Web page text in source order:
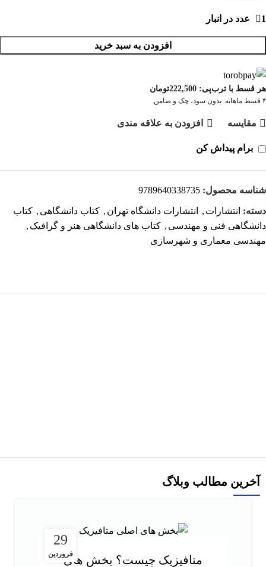
1 عدد در انبار
افزودن به سبد خرید
هر قسط با ترب‌پی: 222,500تومان
۴ قسط ماهانه. بدون سود، چک و ضامن.
مقايسه افزودن به علاقه مندی
برام پیداش کن
شناسه محصول: 9789640338735
دسته: انتشارات , انتشارات دانشگاه تهران , کتاب دانشگاهی , کتاب
دانشگاهی فنی و مهندسی , کتاب های دانشگاهی هنر و گرافیک ,
مهندسی معماری و شهرسازی
آخرین مطالب وبلاگ
29
فروردینمتافیزیک چیست؟ بخش های